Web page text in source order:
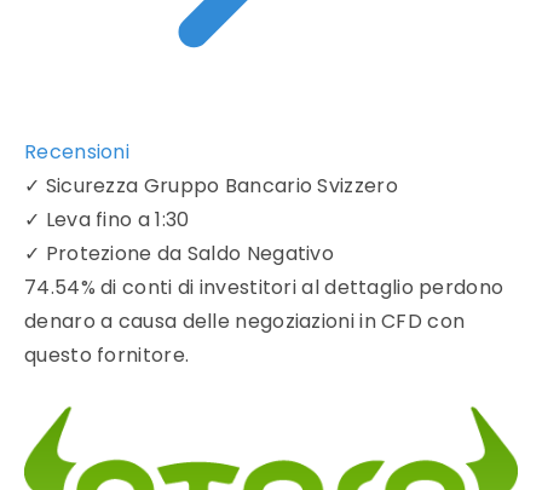
Recensioni
✓ Sicurezza Gruppo Bancario Svizzero
✓ Leva fino a 1:30
✓ Protezione da Saldo Negativo
74.54% di conti di investitori al dettaglio perdono
denaro a causa delle negoziazioni in CFD con
questo fornitore.